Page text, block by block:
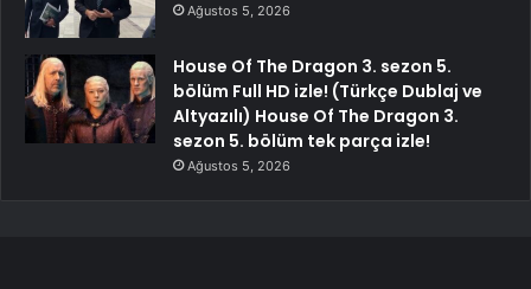
Ağustos 5, 2026
House Of The Dragon 3. sezon 5.
bölüm Full HD izle! (Türkçe Dublaj ve
Altyazılı) House Of The Dragon 3.
sezon 5. bölüm tek parça izle!
Ağustos 5, 2026